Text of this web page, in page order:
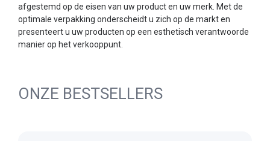
afgestemd op de eisen van uw product en uw merk. Met de
optimale verpakking onderscheidt u zich op de markt en
presenteert u uw producten op een esthetisch verantwoorde
manier op het verkooppunt.
ONZE BESTSELLERS